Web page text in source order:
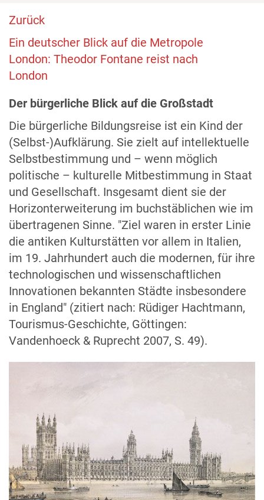
Zurück
Ein deutscher Blick auf die Metropole
London: Theodor Fontane reist nach
London
Der bürgerliche Blick auf die Großstadt
Die bürgerliche Bildungsreise ist ein Kind der
(Selbst-)Aufklärung. Sie zielt auf intellektuelle
Selbstbestimmung und – wenn möglich
politische – kulturelle Mitbestimmung in Staat
und Gesellschaft. Insgesamt dient sie der
Horizonterweiterung im buchstäblichen wie im
übertragenen Sinne. "Ziel waren in erster Linie
die antiken Kulturstätten vor allem in Italien,
im 19. Jahrhundert auch die modernen, für ihre
technologischen und wissenschaftlichen
Innovationen bekannten Städte insbesondere
in England" (zitiert nach: Rüdiger Hachtmann,
Tourismus-Geschichte, Göttingen:
Vandenhoeck & Ruprecht 2007, S. 49).